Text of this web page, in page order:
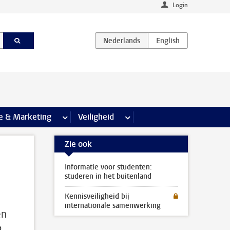
Login
& Marketing meer Communicatie & Marketing pagina’s
Veiligheid meer Veiligheid pagina’s
Zie ook
Informatie voor studenten:
studeren in het buitenland
Kennisveiligheid bij
internationale samenwerking